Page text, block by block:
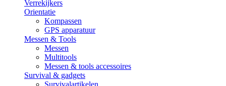
Verrekijkers
Orientatie
Kompassen
GPS apparatuur
Messen & Tools
Messen
Multitools
Messen & tools accessoires
Survival & gadgets
Survivalartikelen